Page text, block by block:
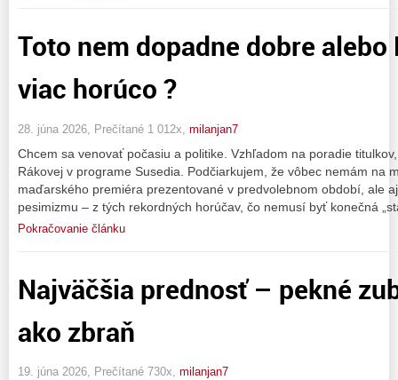
Toto nem dopadne dobre alebo
viac horúco ?
28. júna 2026, Prečítané 1 012x, milanjan7
Chcem sa venovať počasiu a politike. Vzhľadom na poradie
Rákovej v programe Susedia. Podčiarkujem, že vôbec nemám na
maďarského premiéra prezentované v predvolebnom období, ale
pesimizmu – z tých rekordných horúčav, čo nemusí byť konečná
Pokračovanie článku
Najväčšia prednosť – pekné
ako zbraň
19. júna 2026, Prečítané 730x, milanjan7